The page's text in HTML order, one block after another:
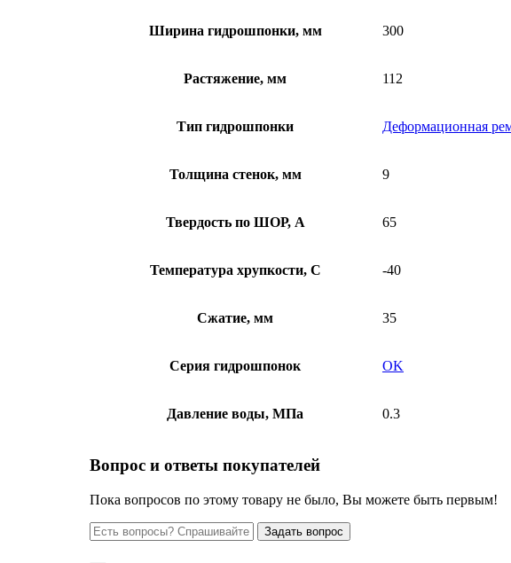
Ширина гидрошпонки, мм 300
Растяжение, мм 112
Тип гидрошпонки Деформационная
Толщина стенок, мм 9
Твердость по ШОР, А 65
Температура хрупкости, С -40
Сжатие, мм 35
Серия гидрошпонок OK
Давление воды, МПа 0.3
Вопрос и ответы покупателей
Пока вопросов по этому товару не было, Вы можете быть первым!